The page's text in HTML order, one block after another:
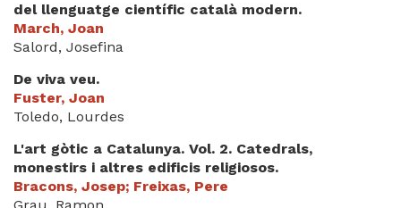
del llenguatge científic català modern.
March, Joan
Salord, Josefina
De viva veu.
Fuster, Joan
Toledo, Lourdes
L'art gòtic a Catalunya. Vol. 2. Catedrals,
monestirs i altres edificis religiosos.
Bracons, Josep; Freixas, Pere